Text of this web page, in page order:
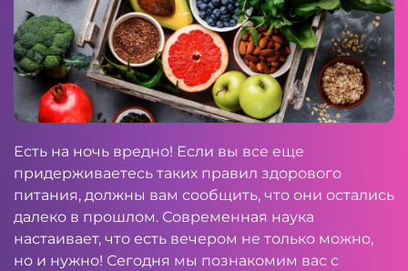
Есть на ночь вредно! Если вы все еще
придерживаетесь таких правил здорового
питания, должны вам сообщить, что они остались
далеко в прошлом. Современная наука
настаивает, что есть вечером не только можно,
но и нужно! Сегодня мы познакомим вас с